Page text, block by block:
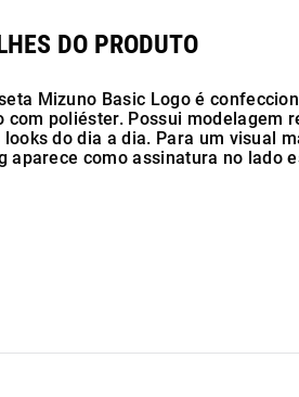
Mizuno Basic Logo é
com poliéster. Possui modelagem
looks do dia a dia. Para um visual
aparece como assinatura no lado